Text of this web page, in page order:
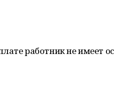
работник не имеет